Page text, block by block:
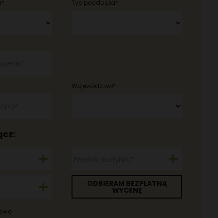
Typ poddasza*
Województwo*
ODBIERAM BEZPŁATNĄ
WYCENĘ